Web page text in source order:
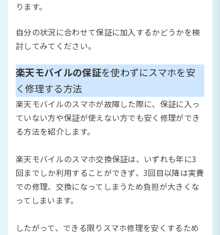
ります。
自分の状況に合わせて保証に加入するかどうかを検
討してみてください。
楽天モバイルの保証を使わずにスマホを安
く修理する方法
楽天モバイルのスマホが故障した際に、保証に入っ
ていない方や保証が使えない方でも安く修理ができ
る方法を紹介します。
楽天モバイルのスマホ交換保証は、いずれも年に3
回までしか利用することができず、3回目以降は実費
での修理、交換になってしまうため負担が大きくな
ってしまいます。
したがって、できる限りスマホ修理を安くするため